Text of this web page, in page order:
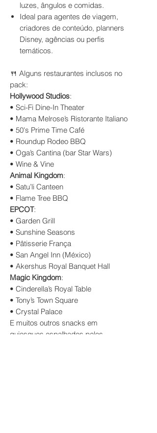
luzes, ângulos e comidas.
Ideal para agentes de viagem,
criadores de conteúdo, planners
Disney, agências ou perfis
temáticos.
🍴 Alguns restaurantes inclusos no
pack:
Hollywood Studios:
• Sci-Fi Dine-In Theater
• Mama Melrose’s Ristorante Italiano
• 50's Prime Time Café
• Roundup Rodeo BBQ
• Oga’s Cantina (bar Star Wars)
• Wine & Vine
Animal Kingdom:
• Satu’li Canteen
• Flame Tree BBQ
EPCOT:
• Garden Grill
• Sunshine Seasons
• Pâtisserie França
• San Angel Inn (México)
• Akershus Royal Banquet Hall
Magic Kingdom:
• Cinderella’s Royal Table
• Tony’s Town Square
• Crystal Palace
E muitos outros snacks em
quiosques espalhados pelos